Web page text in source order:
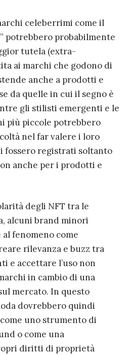
celeberrimi come il
potrebbero probabilmente
tutela (extra-
ai marchi che godono di
anche a prodotti e
da quelle in cui il segno è
gli stilisti emergenti e le
più piccole potrebbero
nel far valere i loro
fossero registrati soltanto
anche per i prodotti e
degli NFT tra le
alcuni brand minori
fenomeno come
rilevanza e buzz tra
e accettare l’uso non
in cambio di una
mercato. In questo
dovrebbero quindi
uno strumento di
o come una
diritti di proprietà